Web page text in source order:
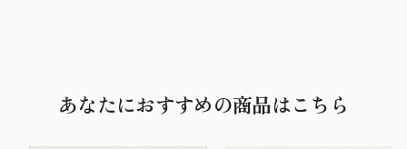
あなたにおすすめの商品はこちら